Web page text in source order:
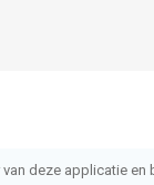
deze applicatie